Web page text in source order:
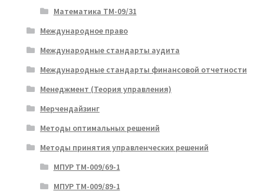
Математика ТМ-09/31
Международное право
Международные стандарты аудита
Международные стандарты финансовой отчетности
Менеджмент (Теория управления)
Мерчендайзинг
Методы оптимальных решений
Методы принятия управленческих решений
МПУР ТМ-009/69-1
МПУР ТМ-009/89-1